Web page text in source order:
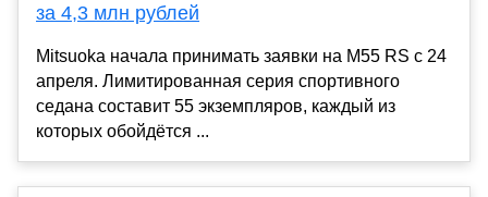
за 4,3 млн рублей
Mitsuoka начала принимать заявки на M55 RS с 24
апреля. Лимитированная серия спортивного
седана составит 55 экземпляров, каждый из
которых обойдётся ...